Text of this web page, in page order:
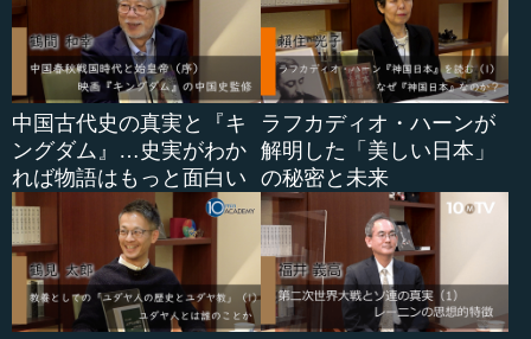
中国古代史の真実と『キ
ングダム』…史実がわか
れば物語はもっと面白い
ラフカディオ・ハーンが
解明した「美しい日本」
の秘密と未来